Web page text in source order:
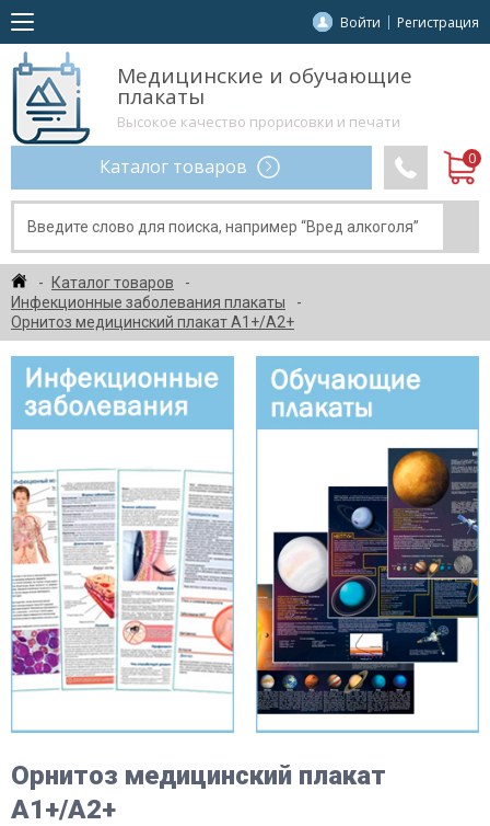
Войти Регистрация
Медицинские и обучающие
плакаты
Высокое качество прорисовки и печати
Каталог товаров
Каталог товаров
Инфекционные заболевания плакаты
Орнитоз медицинский плакат А1+/A2+
Орнитоз медицинский плакат
А1+/A2+